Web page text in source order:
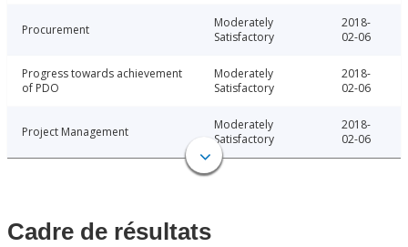
Procurement
Moderately
Satisfactory
2018-
02-06
Progress towards achievement
of PDO
Moderately
Satisfactory
2018-
02-06
Project Management
Moderately
Satisfactory
2018-
02-06
Cadre de résultats